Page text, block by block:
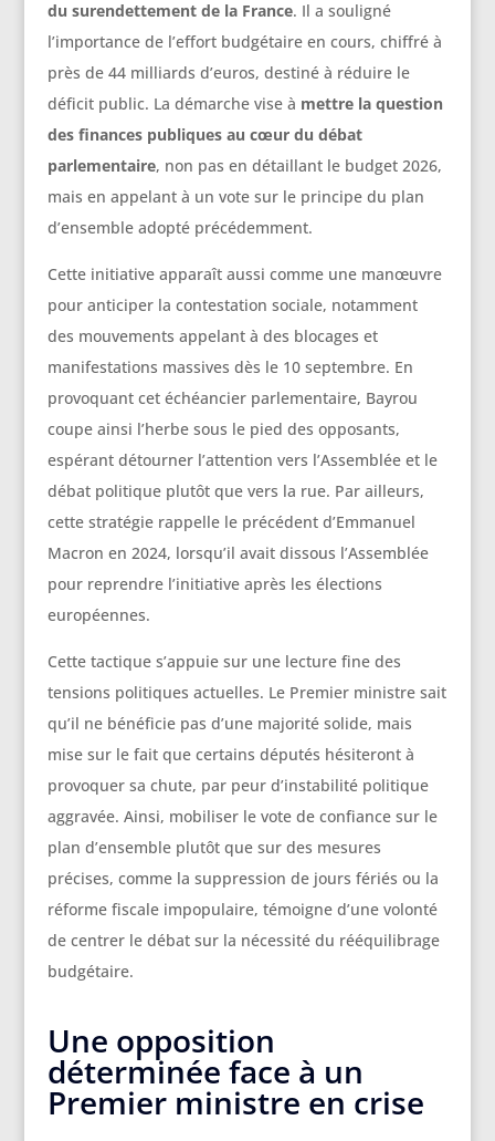
du surendettement de la France. Il a souligné
l’importance de l’effort budgétaire en cours, chiffré à
près de 44 milliards d’euros, destiné à réduire le
déficit public. La démarche vise à mettre la question
des finances publiques au cœur du débat
parlementaire, non pas en détaillant le budget 2026,
mais en appelant à un vote sur le principe du plan
d’ensemble adopté précédemment.
Cette initiative apparaît aussi comme une manœuvre
pour anticiper la contestation sociale, notamment
des mouvements appelant à des blocages et
manifestations massives dès le 10 septembre. En
provoquant cet échéancier parlementaire, Bayrou
coupe ainsi l’herbe sous le pied des opposants,
espérant détourner l’attention vers l’Assemblée et le
débat politique plutôt que vers la rue. Par ailleurs,
cette stratégie rappelle le précédent d’Emmanuel
Macron en 2024, lorsqu’il avait dissous l’Assemblée
pour reprendre l’initiative après les élections
européennes.
Cette tactique s’appuie sur une lecture fine des
tensions politiques actuelles. Le Premier ministre sait
qu’il ne bénéficie pas d’une majorité solide, mais
mise sur le fait que certains députés hésiteront à
provoquer sa chute, par peur d’instabilité politique
aggravée. Ainsi, mobiliser le vote de confiance sur le
plan d’ensemble plutôt que sur des mesures
précises, comme la suppression de jours fériés ou la
réforme fiscale impopulaire, témoigne d’une volonté
de centrer le débat sur la nécessité du rééquilibrage
budgétaire.
Une opposition
déterminée face à un
Premier ministre en crise